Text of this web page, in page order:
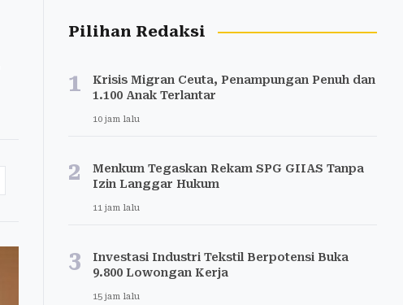
Pilihan Redaksi
1
Krisis Migran Ceuta, Penampungan Penuh dan
1.100 Anak Terlantar
10 jam lalu
2
Menkum Tegaskan Rekam SPG GIIAS Tanpa
Izin Langgar Hukum
11 jam lalu
3
Investasi Industri Tekstil Berpotensi Buka
9.800 Lowongan Kerja
15 jam lalu